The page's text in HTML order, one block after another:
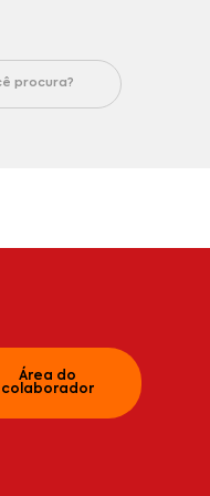
Área do
colaborador